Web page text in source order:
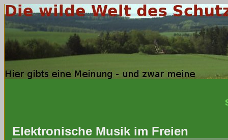
Elektronische Musik im Freien